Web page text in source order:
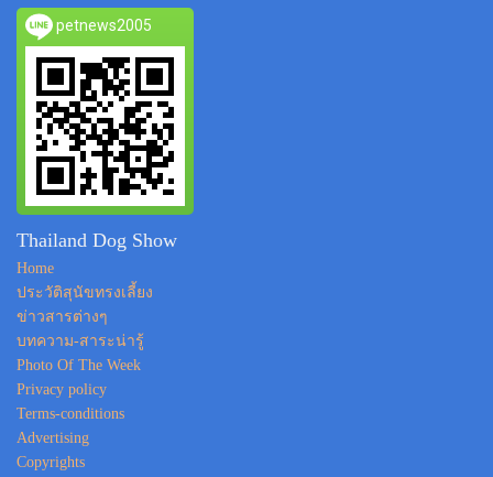
petnews2005
Thailand Dog Show
Home
ประวัติสุนัขทรงเลี้ยง
ข่าวสารต่างๆ
บทความ-สาระน่ารู้
Photo Of The Week
Privacy policy
Terms-conditions
Advertising
Copyrights